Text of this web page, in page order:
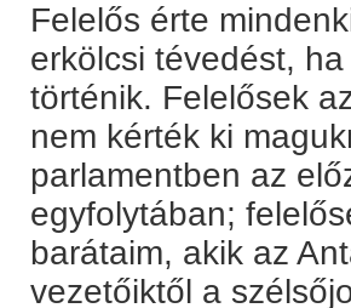
Felelős érte
erkölcsi tévedést,
történik. Felelősek
nem kérték ki
parlamentben az
egyfolytában;
barátaim, akik az
vezetőiktől a